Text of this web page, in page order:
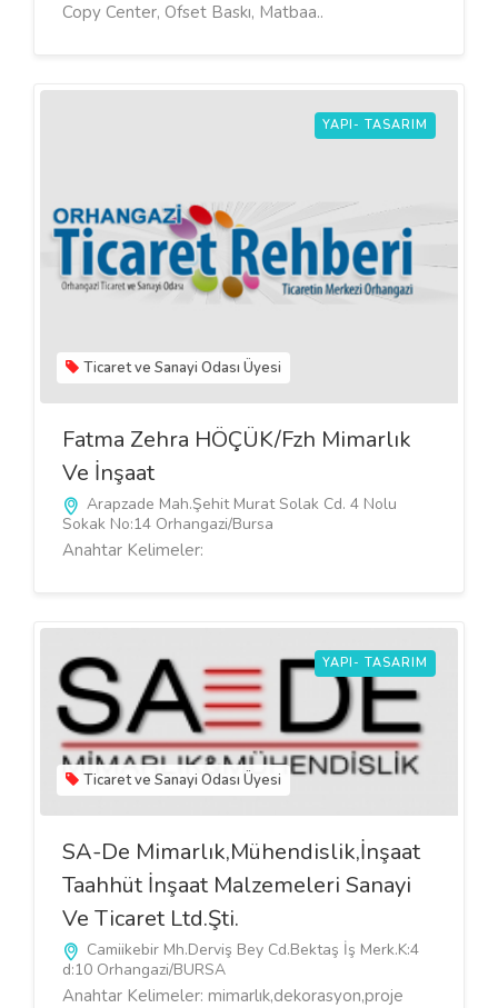
Copy Center, Ofset Baskı, Matbaa..
YAPI- TASARIM
Ticaret ve Sanayi Odası Üyesi
Fatma Zehra HÖÇÜK/Fzh Mimarlık
Ve İnşaat
Arapzade Mah.Şehit Murat Solak Cd. 4 Nolu
Sokak No:14 Orhangazi/Bursa
Anahtar Kelimeler:
YAPI- TASARIM
Ticaret ve Sanayi Odası Üyesi
SA-De Mimarlık,Mühendislik,İnşaat
Taahhüt İnşaat Malzemeleri Sanayi
Ve Ticaret Ltd.Şti.
Camiikebir Mh.Derviş Bey Cd.Bektaş İş Merk.K:4
d:10 Orhangazi/BURSA
Anahtar Kelimeler: mimarlık,dekorasyon,proje